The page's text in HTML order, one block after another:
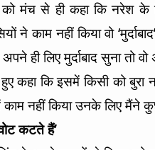
को मंच से ही कहा कि नरेश
ने काम नहीं किया वो
ही लिए मुर्दाबाद सुना तो
कहा कि इसमें किसी को बुरा
काम नहीं किया उनके लिए मैंने
कटते हैं’